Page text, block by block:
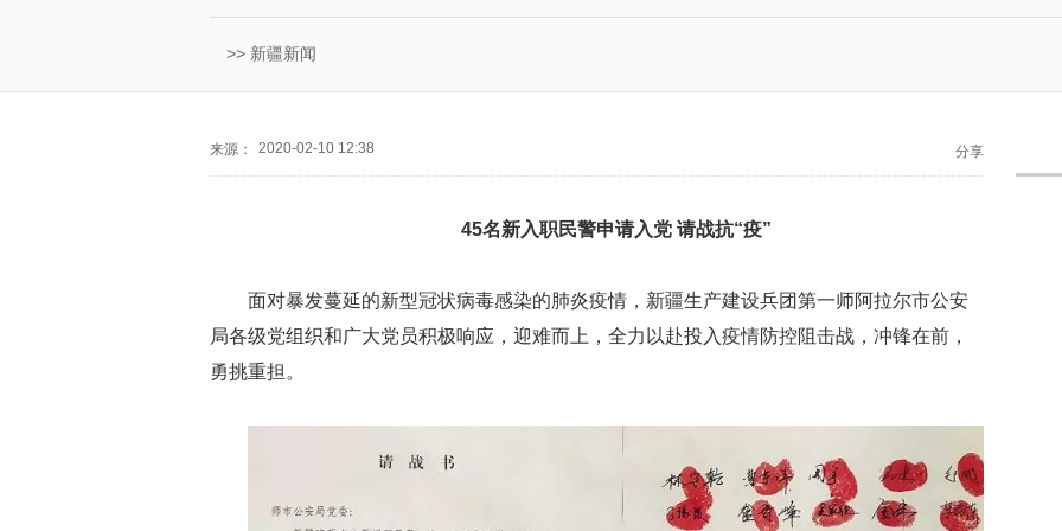
>> 新疆新闻
来源： 2020-02-10 12:38 分享
45名新入职民警申请入党 请战抗“疫”
面对暴发蔓延的新型冠状病毒感染的肺炎疫情，新疆生产建设兵团第一师阿拉尔市公安
局各级党组织和广大党员积极响应，迎难而上，全力以赴投入疫情防控阻击战，冲锋在前，
勇挑重担。